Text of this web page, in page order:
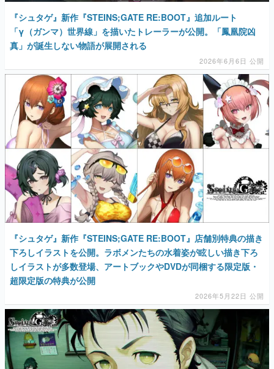
『シュタゲ』新作『STEINS;GATE RE:BOOT』追加ルート
「γ（ガンマ）世界線」を描いたトレーラーが公開。「鳳凰院凶
真」が誕生しない物語が展開される
2026年6月6日 公開
『シュタゲ』新作『STEINS;GATE RE:BOOT』店舗別特典の描き
下ろしイラストを公開。ラボメンたちの水着姿が眩しい描き下ろ
しイラストが多数登場、アートブックやDVDが同梱する限定版・
超限定版の特典が公開
2026年5月22日 公開